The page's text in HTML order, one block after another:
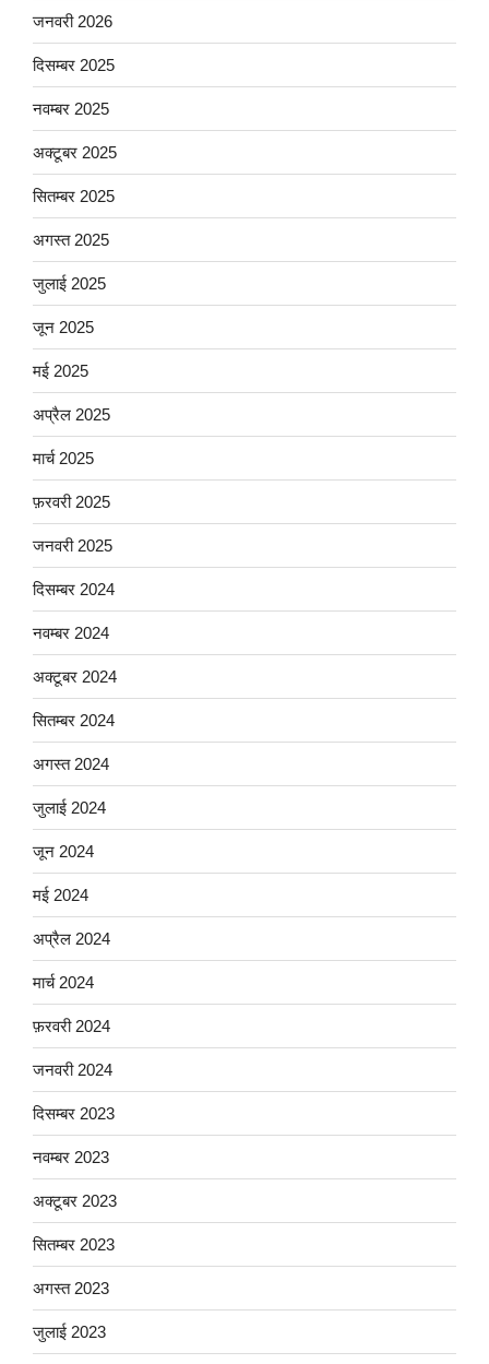
जनवरी 2026
दिसम्बर 2025
नवम्बर 2025
अक्टूबर 2025
सितम्बर 2025
अगस्त 2025
जुलाई 2025
जून 2025
मई 2025
अप्रैल 2025
मार्च 2025
फ़रवरी 2025
जनवरी 2025
दिसम्बर 2024
नवम्बर 2024
अक्टूबर 2024
सितम्बर 2024
अगस्त 2024
जुलाई 2024
जून 2024
मई 2024
अप्रैल 2024
मार्च 2024
फ़रवरी 2024
जनवरी 2024
दिसम्बर 2023
नवम्बर 2023
अक्टूबर 2023
सितम्बर 2023
अगस्त 2023
जुलाई 2023